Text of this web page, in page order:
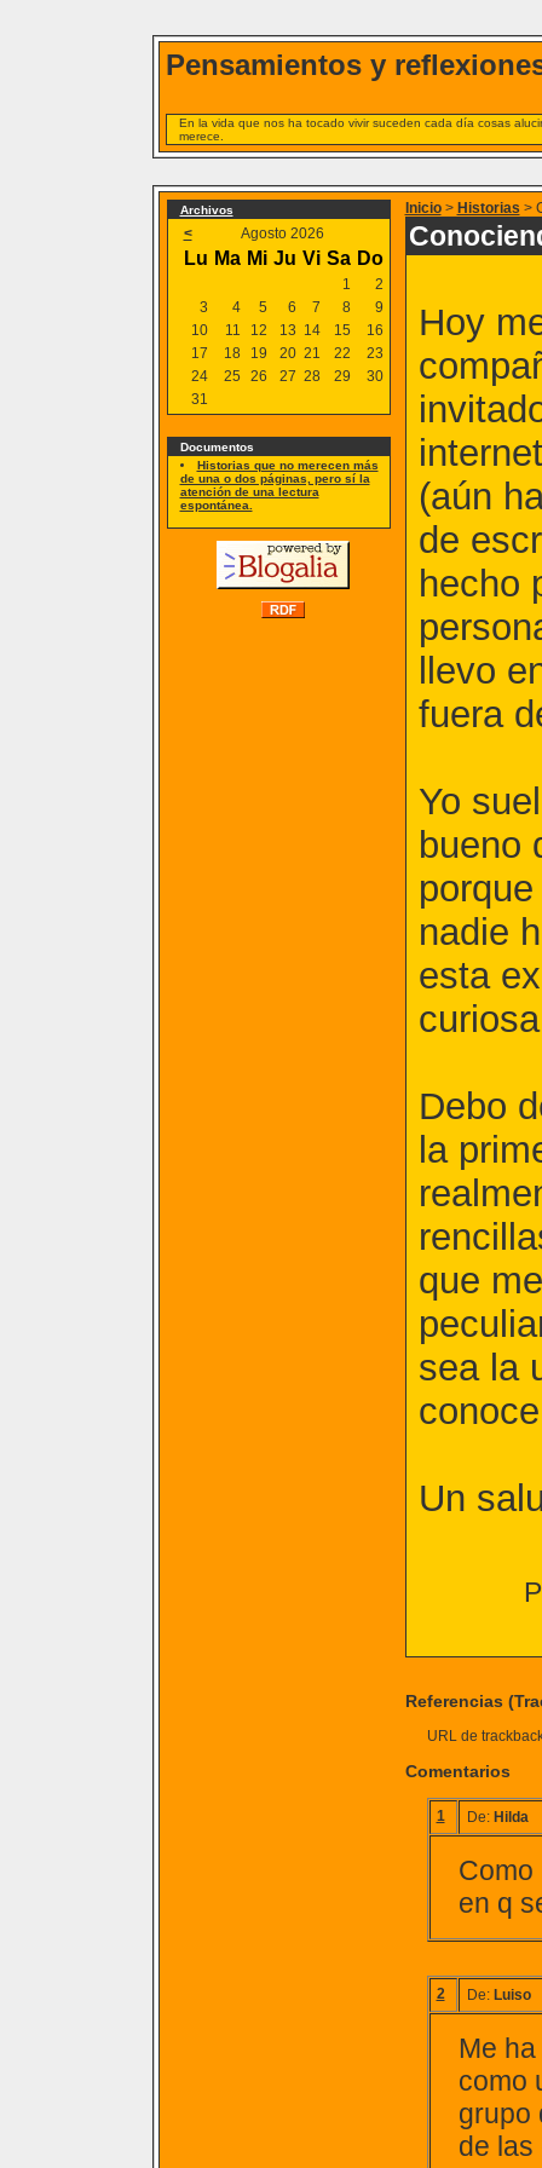
Pensamientos y
En la vida que nos ha tocado vivir suceden cada día cosas
merece.
Archivos
< Agosto 2026
Lu Ma Mi Ju Vi Sa Do
1
2
3
4 5 6 7 8
9
10
11 12 13 14 15
16
17
18 19 20 21 22
23
24
25 26 27 28 29
30
31
Documentos
Historias que no merecen más
de una o dos páginas, pero sí la
atención de una lectura
espontánea.
Inicio> Historias >
Hoy
(aún
de
hecho
llevo
fuera
Yo
bueno
nadie
esta
Debo
la
que
sea la
Un
Referencias
URL de
Comentarios
1 De: Hilda
Como
en q
2 De: Luiso
Me
como
grupo
de las